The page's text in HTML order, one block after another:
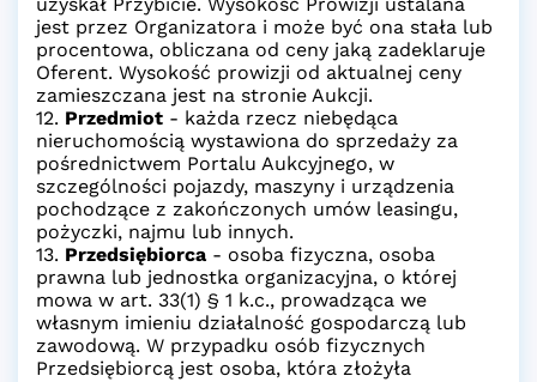
jest przez Organizatora i może być ona stała lub
procentowa, obliczana od ceny jaką zadeklaruje
Oferent. Wysokość prowizji od aktualnej ceny
zamieszczana jest na stronie Aukcji.
12. Przedmiot - każda rzecz niebędąca
nieruchomością wystawiona do sprzedaży za
pośrednictwem Portalu Aukcyjnego, w
szczególności pojazdy, maszyny i urządzenia
pochodzące z zakończonych umów leasingu,
pożyczki, najmu lub innych.
13. Przedsiębiorca - osoba fizyczna, osoba
prawna lub jednostka organizacyjna, o której
mowa w art. 33(1) § 1 k.c., prowadząca we
własnym imieniu działalność gospodarczą lub
zawodową. W przypadku osób fizycznych
Przedsiębiorcą jest osoba, która złożyła